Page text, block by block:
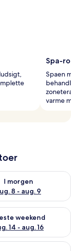
Spa-ro
Spaen
varme
8
I morgen
8 - aug. 9
for i
7 - aug. 9
weekend
14 - aug. 16
for næste
| Gratis toiletartikler,